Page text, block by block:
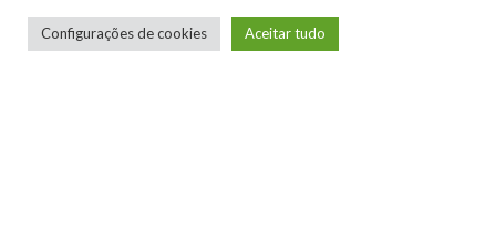
Configurações de cookies Aceitar tudo